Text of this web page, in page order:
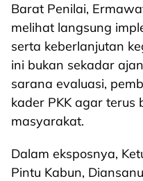
Barat Penilai,
melihat langsung
serta keberlanjutan
ini bukan sekadar
sarana evaluasi,
kader PKK agar terus
masyarakat.
Dalam eksposnya,
Pintu Kabun,